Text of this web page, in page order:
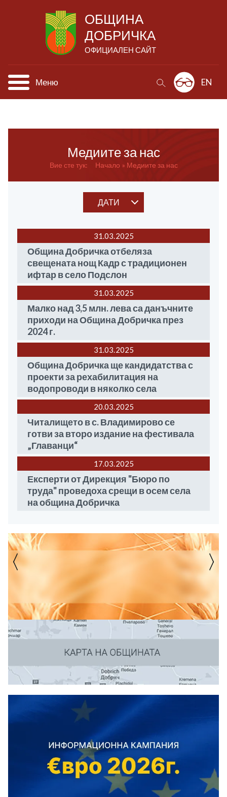
ОБЩИНА
ДОБРИЧКА
ОФИЦИАЛЕН САЙТ
Меню EN
Медиите за нас
Вие сте тук: Начало Медиите за нас
ДАТИ
31.03 2025
Община Добричка отбеляза
свещената нощ Кадр с традиционен
ифтар в село Подслон
31.03 2025
Малко над 3,5 млн. лева са данъчните
приходи на Община Добричка през
2024 г.
31.03 2025
Община Добричка ще кандидатства с
проекти за рехабилитация на
водопроводи в няколко села
20.03 2025
Читалището в с. Владимирово се
готви за второ издание на фестивала
„Главанци“
17.03 2025
Експерти от Дирекция "Бюро по
труда" проведоха срещи в осем села
на община Добричка